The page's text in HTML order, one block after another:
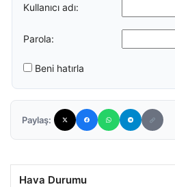
Kullanıcı adı:
Parola:
Beni hatırla
Paylaş:
Hava Durumu